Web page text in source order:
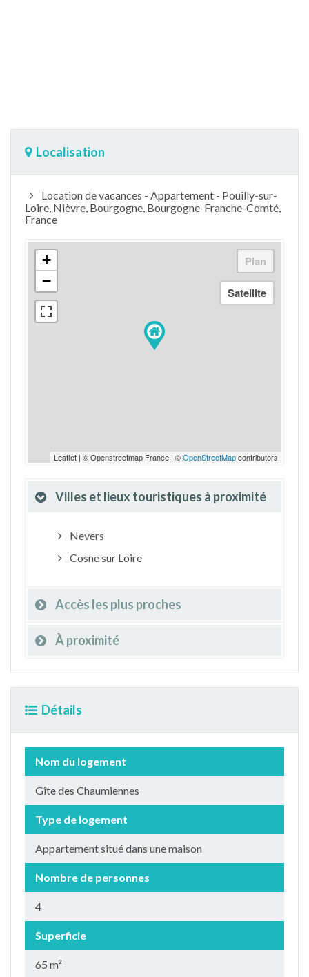
Localisation
Location de vacances - Appartement - Pouilly-sur-
Loire, Nièvre, Bourgogne, Bourgogne-Franche-Comté,
France
+
−
Leaflet | © Openstreetmap France | ©OpenStreetMapcontributors
Villes et lieux touristiques à proximité
Nevers
Cosne sur Loire
Accès les plus proches
À proximité
Détails
Nom du logement
Gîte des Chaumiennes
Type de logement
Appartement situé dans une maison
Nombre de personnes
4
Superficie
65 m²